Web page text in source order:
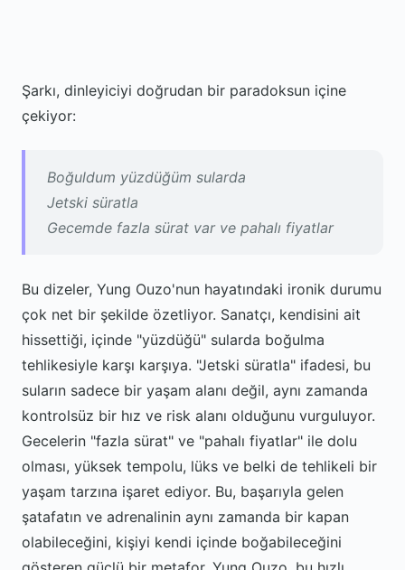
Şarkı, dinleyiciyi doğrudan bir paradoksun içine
çekiyor:
Boğuldum yüzdüğüm sularda
Jetski süratla
Gecemde fazla sürat var ve pahalı fiyatlar
Bu dizeler, Yung Ouzo'nun hayatındaki ironik durumu
çok net bir şekilde özetliyor. Sanatçı, kendisini ait
hissettiği, içinde "yüzdüğü" sularda boğulma
tehlikesiyle karşı karşıya. "Jetski süratla" ifadesi, bu
suların sadece bir yaşam alanı değil, aynı zamanda
kontrolsüz bir hız ve risk alanı olduğunu vurguluyor.
Gecelerin "fazla sürat" ve "pahalı fiyatlar" ile dolu
olması, yüksek tempolu, lüks ve belki de tehlikeli bir
yaşam tarzına işaret ediyor. Bu, başarıyla gelen
şatafatın ve adrenalinin aynı zamanda bir kapan
olabileceğini, kişiyi kendi içinde boğabileceğini